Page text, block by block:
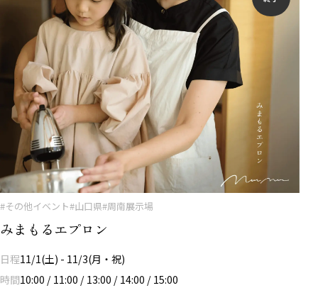
#その他イベント#山口県#周南展示場
みまもるエプロン
日程11/1(土) - 11/3(月・祝)
時間10:00 / 11:00 / 13:00 / 14:00 / 15:00